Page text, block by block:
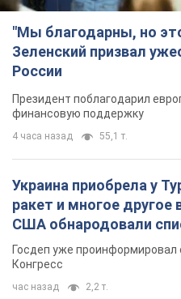
"Мы благодарны, но
Зеленский призвал
России
Президент поблагодарил
финансовую поддержку
4 часа назад 55,1 т.
Украина приобрела у
ракет и многое другое
США обнародовали
Госдеп уже проинформировал
Конгресс
час назад 2,2 т.